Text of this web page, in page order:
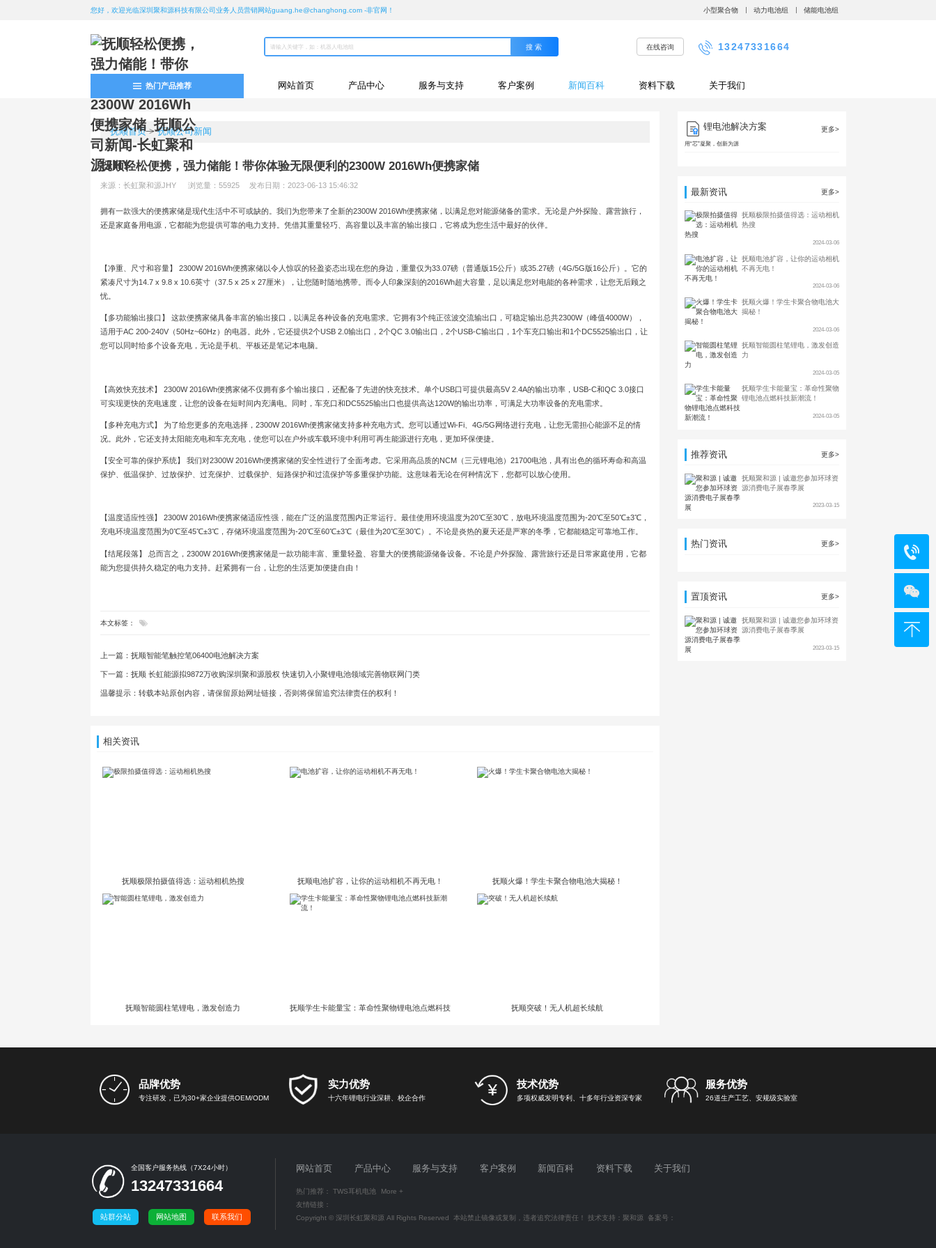
您好，欢迎光临深圳聚和源科技有限公司业务人员营销网站guang.he@changhong.com -非官网！ 小型聚合物 动力电池组 储能电池组
在线咨询 13247331664
热门产品推荐 网站首页 产品中心 服务与支持 客户案例 新闻百科 资料下载 关于我们
抚顺首页>抚顺公司新闻
抚顺轻松便携，强力储能！带你体验无限便利的2300W 2016Wh便携家储
来源：长虹聚和源JHY 浏览量：55925 发布日期：2023-06-13 15:46:32
拥有一款强大的便携家储是现代生活中不可或缺的。我们为您带来了全新的2300W 2016Wh便携家储，以满足您对能源储备的需求。无论是户外探险、露营旅行，
还是家庭备用电源，它都能为您提供可靠的电力支持。凭借其重量轻巧、高容量以及丰富的输出接口，它将成为您生活中最好的伙伴。
【净重、尺寸和容量】 2300W 2016Wh便携家储以令人惊叹的轻盈姿态出现在您的身边，重量仅为33.07磅（普通版15公斤）或35.27磅（4G/5G版16公斤）。它的
紧凑尺寸为14.7 x 9.8 x 10.6英寸（37.5 x 25 x 27厘米），让您随时随地携带。而令人印象深刻的2016Wh超大容量，足以满足您对电能的各种需求，让您无后顾之
忧。
【多功能输出接口】 这款便携家储具备丰富的输出接口，以满足各种设备的充电需求。它拥有3个纯正弦波交流输出口，可稳定输出总共2300W（峰值4000W），
适用于AC 200-240V（50Hz~60Hz）的电器。此外，它还提供2个USB 2.0输出口，2个QC 3.0输出口，2个USB-C输出口，1个车充口输出和1个DC5525输出口，让
您可以同时给多个设备充电，无论是手机、平板还是笔记本电脑。
【高效快充技术】 2300W 2016Wh便携家储不仅拥有多个输出接口，还配备了先进的快充技术。单个USB口可提供最高5V 2.4A的输出功率，USB-C和QC 3.0接口
可实现更快的充电速度，让您的设备在短时间内充满电。同时，车充口和DC5525输出口也提供高达120W的输出功率，可满足大功率设备的充电需求。
【多种充电方式】 为了给您更多的充电选择，2300W 2016Wh便携家储支持多种充电方式。您可以通过Wi-Fi、4G/5G网络进行充电，让您无需担心能源不足的情
况。此外，它还支持太阳能充电和车充充电，使您可以在户外或车载环境中利用可再生能源进行充电，更加环保便捷。
【安全可靠的保护系统】 我们对2300W 2016Wh便携家储的安全性进行了全面考虑。它采用高品质的NCM（三元锂电池）21700电池，具有出色的循环寿命和高温
保护、低温保护、过放保护、过充保护、过载保护、短路保护和过流保护等多重保护功能。这意味着无论在何种情况下，您都可以放心使用。
【温度适应性强】 2300W 2016Wh便携家储适应性强，能在广泛的温度范围内正常运行。最佳使用环境温度为20℃至30℃，放电环境温度范围为-20℃至50℃±3℃，
充电环境温度范围为0℃至45℃±3℃，存储环境温度范围为-20℃至60℃±3℃（最佳为20℃至30℃）。不论是炎热的夏天还是严寒的冬季，它都能稳定可靠地工作。
【结尾段落】 总而言之，2300W 2016Wh便携家储是一款功能丰富、重量轻盈、容量大的便携能源储备设备。不论是户外探险、露营旅行还是日常家庭使用，它都
能为您提供持久稳定的电力支持。赶紧拥有一台，让您的生活更加便捷自由！
本文标签： 
上一篇： 抚顺智能笔触控笔06400电池解决方案
下一篇： 抚顺 长虹能源拟9872万收购深圳聚和源股权 快速切入小聚锂电池领域完善物联网门类
温馨提示：转载本站原创内容，请保留原始网址链接，否则将保留追究法律责任的权利！
相关资讯
抚顺极限拍摄值得选：运动相机热搜 抚顺电池扩容，让你的运动相机不再无电！ 抚顺火爆！学生卡聚合物电池大揭秘！
抚顺智能圆柱笔锂电，激发创造力 抚顺学生卡能量宝：革命性聚物锂电池点燃科技 抚顺突破！无人机超长续航
锂电池解决方案
用“芯”凝聚，创新为源
更多>
最新资讯 更多>
抚顺极限拍摄值得选：运动相机
热搜
2024-03-06
抚顺电池扩容，让你的运动相机
不再无电！
2024-03-06
抚顺火爆！学生卡聚合物电池大
揭秘！
2024-03-06
抚顺智能圆柱笔锂电，激发创造
力
2024-03-05
抚顺学生卡能量宝：革命性聚物
锂电池点燃科技新潮流！
2024-03-05
推荐资讯 更多>
抚顺聚和源 | 诚邀您参加环球资
源消费电子展春季展
2023-03-15
热门资讯 更多>
置顶资讯 更多>
抚顺聚和源 | 诚邀您参加环球资
源消费电子展春季展
2023-03-15
品牌优势
专注研发，已为30+家企业提供OEM/ODM
实力优势
十六年锂电行业深耕、校企合作
技术优势
多项权威发明专利、十多年行业资深专家
服务优势
26道生产工艺、安规级实验室
全国客户服务热线（7X24小时）
13247331664
站群分站 网站地图 联系我们
网站首页 产品中心 服务与支持 客户案例 新闻百科 资料下载 关于我们
热门推荐：TWS耳机电池
More +
友情链接：
Copyright © 深圳长虹聚和源 All Rights Reserved 本站禁止镜像或复制，违者追究法律责任！ 技术支持： 聚和源 备案号：